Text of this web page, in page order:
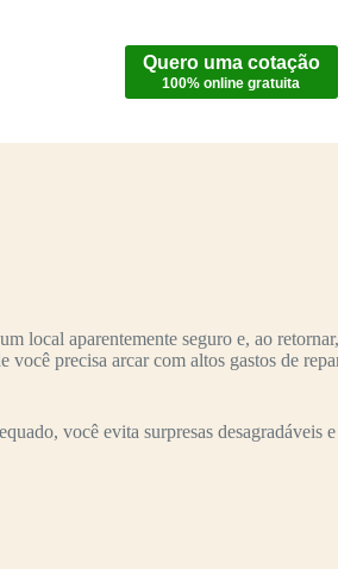
Quero uma cotação
100% online gratuita
local aparentemente seguro e, ao
você precisa arcar com altos gastos de
você evita surpresas desagradáveis